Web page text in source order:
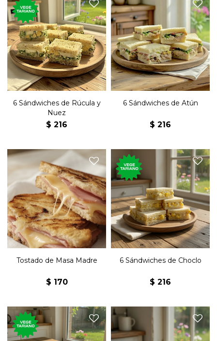
Seis sándwiches de copetín
con rúcula, nuez, huevo y
mayonesa en pan negro.
6 Sándwiches de Rúcula y
Nuez
$ 216
Seis sándwiches de copetín
con atún, tomate, lechuga y
mayonesa en pan blanco.
6 Sándwiches de Atún
$ 216
Sándwich en pan de masa
madre con jamón, queso,
muzarella y manteca.
Listo para preparar.
Tostado de Masa Madre
$ 170
Seis sándwiches de copetín
con choclo, mayonesa en
pan blanco.
6 Sándwiches de Choclo
$ 216